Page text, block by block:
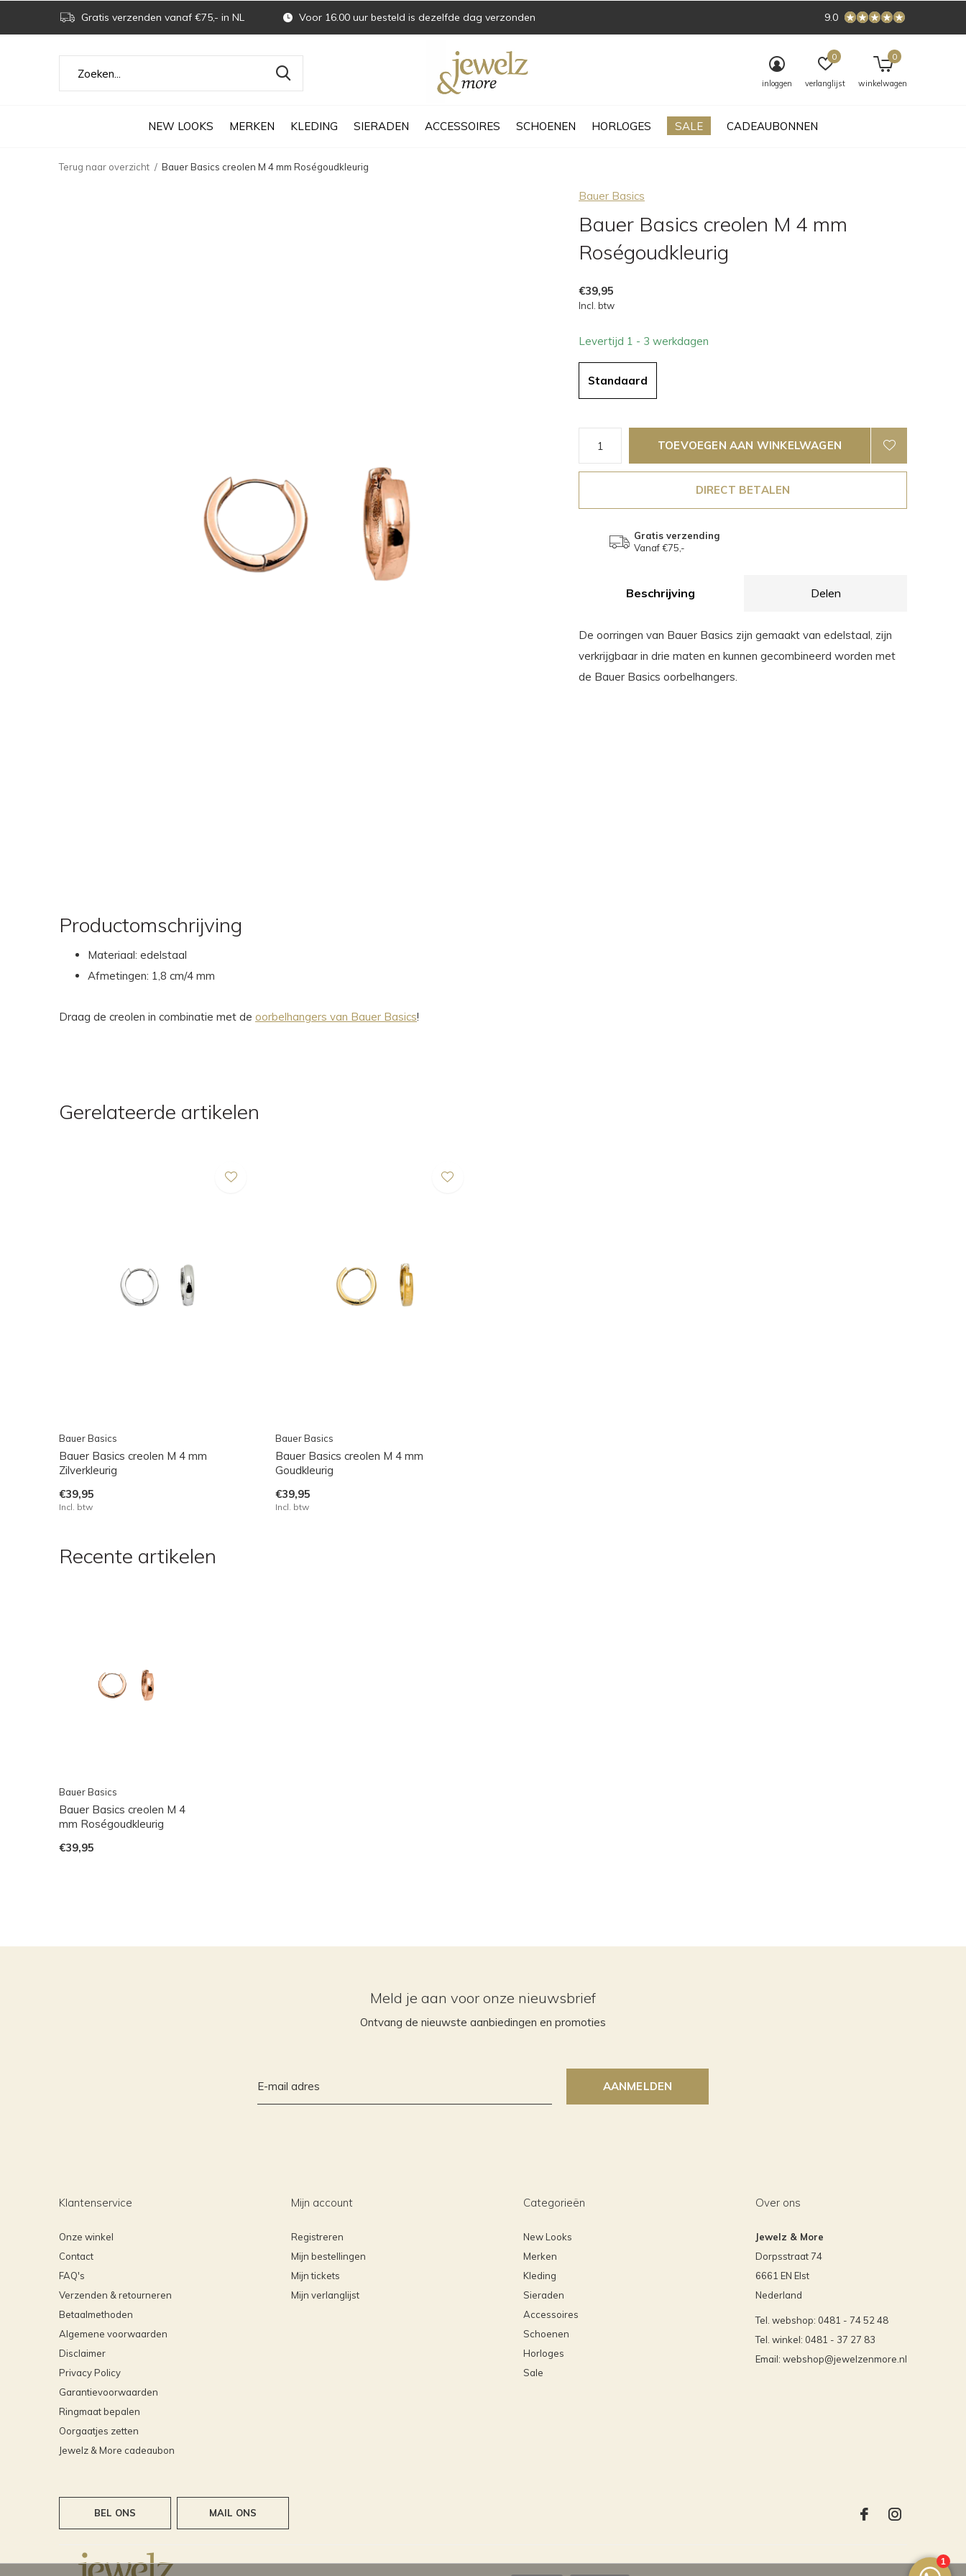
NEW LOOKS MERKEN KLEDING SIERADEN ACCESSOIRES SCHOENEN HORLOGES SALE CADEAUBONNEN
inloggen verlanglijst
0
winkelwagen
0
Gratis verzenden vanaf €75,- in NL Voor 16.00 uur besteld is dezelfde dag verzonden 9.0
Terug naar overzicht Bauer Basics creolen M 4 mm Roségoudkleurig
Bauer Basics
Bauer Basics creolen M 4 mm
Roségoudkleurig
€39,95
Incl. btw
Levertijd 1 - 3 werkdagen
Standaard
TOEVOEGEN AAN WINKELWAGEN
DIRECT BETALEN
Gratis verzending
Vanaf €75,-
Beschrijving Delen
De oorringen van Bauer Basics zijn gemaakt van edelstaal, zijn
verkrijgbaar in drie maten en kunnen gecombineerd worden met
de Bauer Basics oorbelhangers.
Productomschrijving
Materiaal: edelstaal
Afmetingen: 1,8 cm/4 mm
Draag de creolen in combinatie met de oorbelhangers van Bauer Basics!
Gerelateerde artikelen
Bauer Basics
Bauer Basics creolen M 4 mm
Zilverkleurig
€39,95
Incl. btw
Bauer Basics
Bauer Basics creolen M 4 mm
Goudkleurig
€39,95
Incl. btw
Recente artikelen
Bauer Basics
Bauer Basics creolen M 4
mm Roségoudkleurig
€39,95
Meld je aan voor onze nieuwsbrief
Ontvang de nieuwste aanbiedingen en promoties
AANMELDEN
Klantenservice
Onze winkel
Contact
FAQ's
Verzenden & retourneren
Betaalmethoden
Algemene voorwaarden
Disclaimer
Privacy Policy
Garantievoorwaarden
Ringmaat bepalen
Oorgaatjes zetten
Jewelz & More cadeaubon
Mijn account
Registreren
Mijn bestellingen
Mijn tickets
Mijn verlanglijst
Categorieën
New Looks
Merken
Kleding
Sieraden
Accessoires
Schoenen
Horloges
Sale
Over ons
Jewelz & More
Dorpsstraat 74
6661 EN Elst
Nederland
Tel. webshop: 0481 - 74 52 48
Tel. winkel: 0481 - 37 27 83
Email: webshop@jewelzenmore.nl
BEL ONS MAIL ONS